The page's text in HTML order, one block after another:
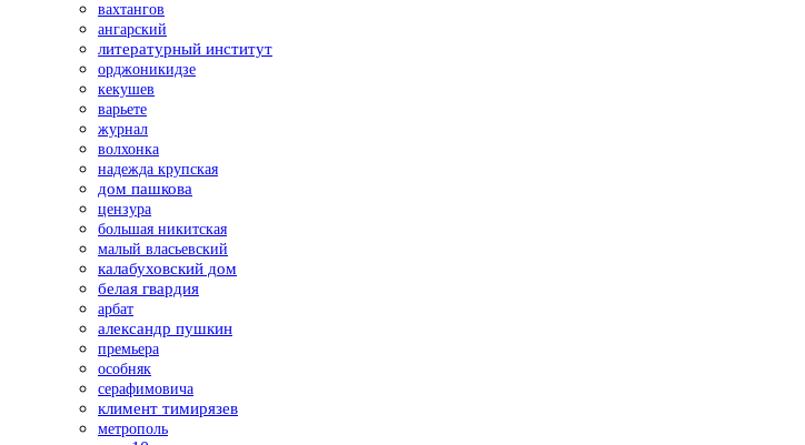
вахтангов
ангарский
литературный институт
орджоникидзе
кекушев
варьете
журнал
волхонка
надежда крупская
дом пашкова
цензура
большая никитская
малый власьевский
калабуховский дом
белая гвардия
арбат
александр пушкин
премьера
особняк
серафимовича
климент тимирязев
метрополь